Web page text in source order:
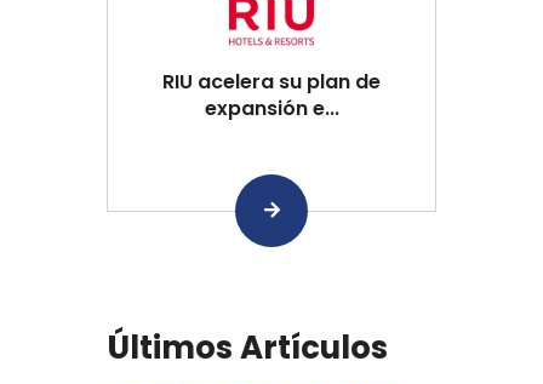
RIU acelera su plan de
expansión e...
Últimos Artículos